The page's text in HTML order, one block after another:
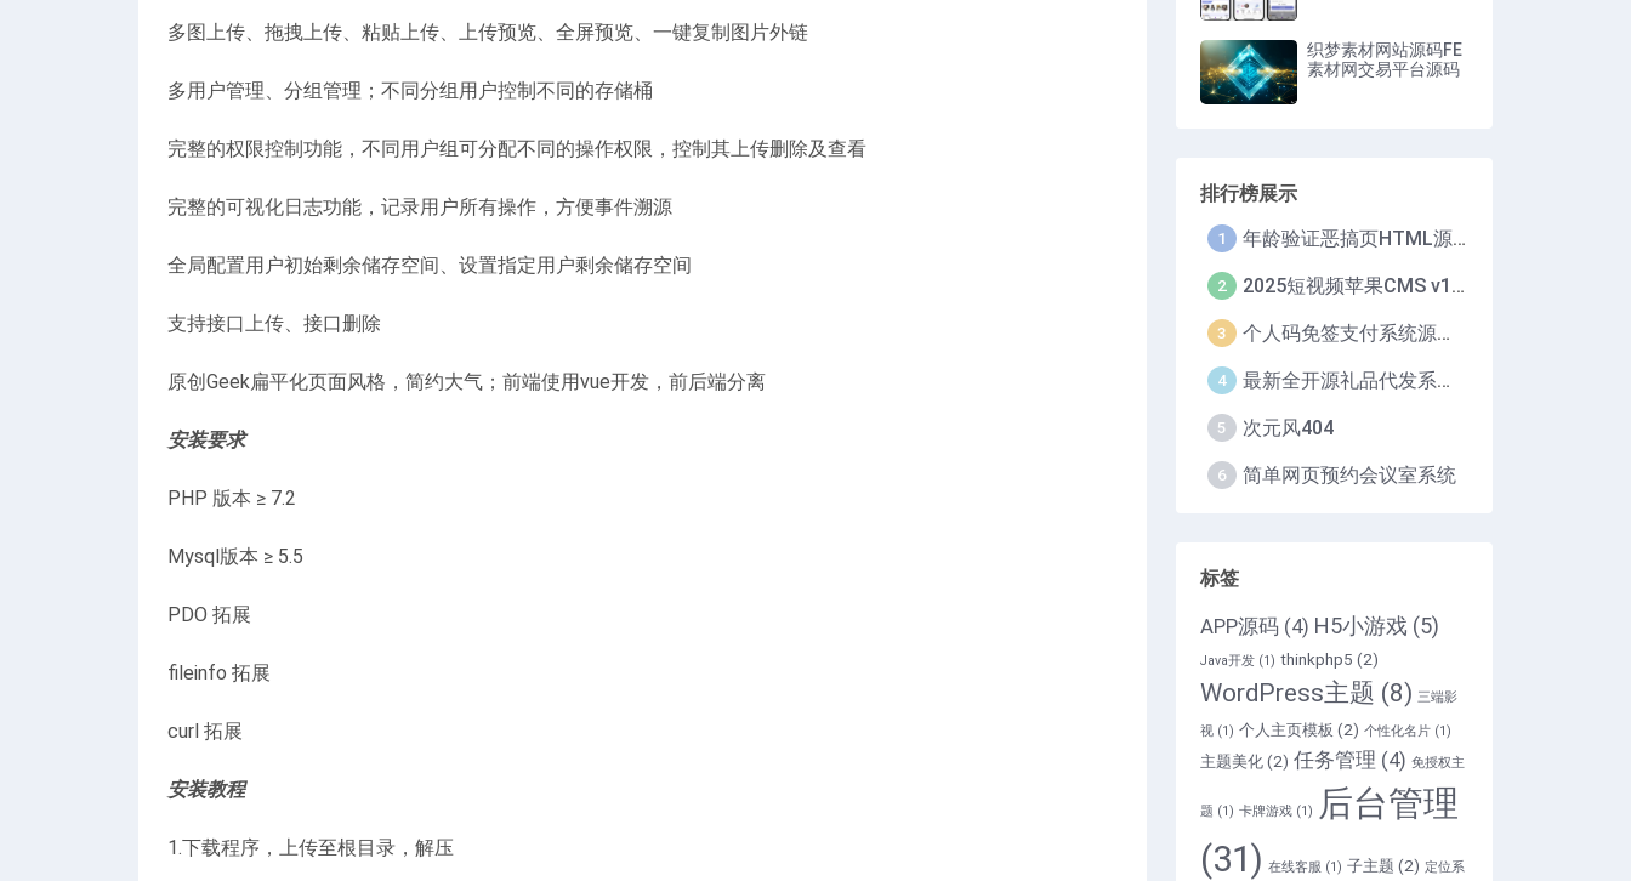
多图上传、拖拽上传、粘贴上传、上传预览、全屏预览、一键复制图片外链
多用户管理、分组管理；不同分组用户控制不同的存储桶
完整的权限控制功能，不同用户组可分配不同的操作权限，控制其上传删除及查看
完整的可视化日志功能，记录用户所有操作，方便事件溯源
全局配置用户初始剩余储存空间、设置指定用户剩余储存空间
支持接口上传、接口删除
原创Geek扁平化页面风格，简约大气；前端使用vue开发，前后端分离
安装要求
PHP 版本 ≥ 7.2
Mysql版本 ≥ 5.5
PDO 拓展
fileinfo 拓展
curl 拓展
安装教程
1.下载程序，上传至根目录，解压
织梦素材网站源码FE
素材网交易平台源码
排行榜展示
1 年龄验证恶搞页HTML源码
2 2025短视频苹果CMS v10/短剧系统自动定时采集H5移动端在线影视视频短剧源码小剧场短剧影视源码
3 个人码免签支付系统源码/免签支付系统/微信支付平台
4 最新全开源礼品代发系统源码/电商快递代发/一件代发系统
5 次元风404
6 简单网页预约会议室系统
标签
APP源码 (4) H5小游戏 (5)
Java开发 (1) thinkphp5 (2)
WordPress主题 (8) 三端影
视 (1) 个人主页模板 (2) 个性化名片 (1)
主题美化 (2) 任务管理 (4) 免授权主
题 (1) 卡牌游戏 (1)
后台管理
(31) 在线客服 (1) 子主题 (2) 定位系